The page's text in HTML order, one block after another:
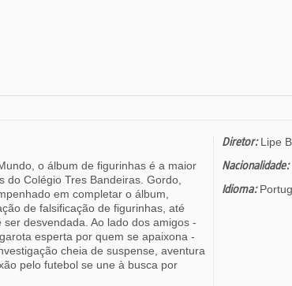
o álbum de figurinhas é a maior
do Colégio Tres Bandeiras. Gordo,
em completar o álbum,
de falsificação de figurinhas, até
desvendada. Ao lado dos amigos -
esperta por quem se apaixona -
cheia de suspense, aventura
pelo futebol se une à busca por
Diretor:Lipe
Nacionalidade:
Idioma: